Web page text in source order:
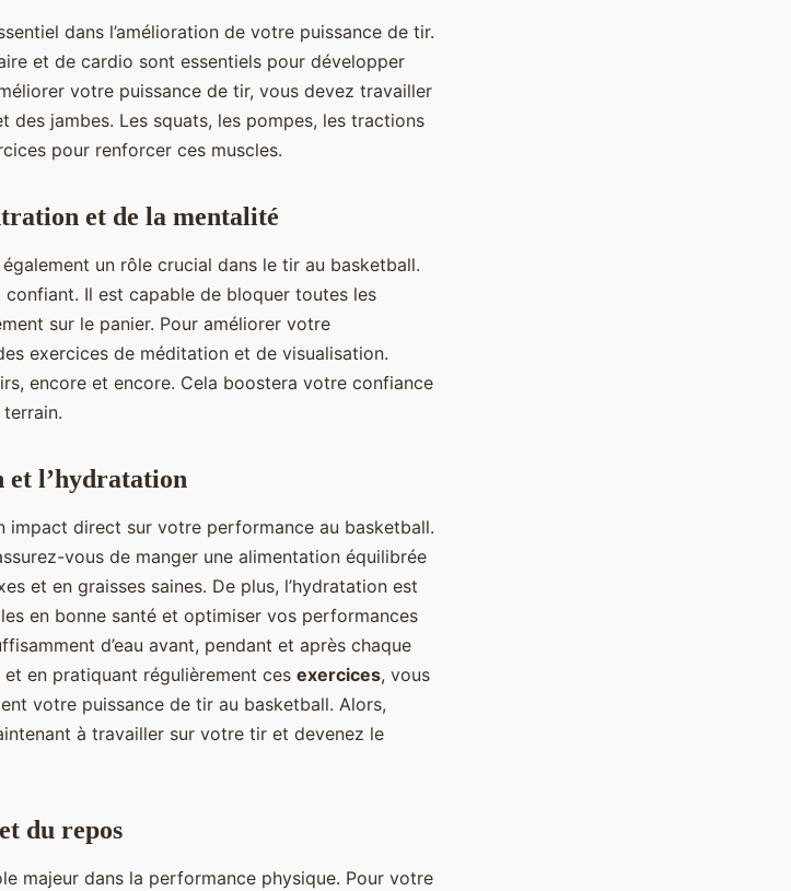
dans l’amélioration de votre puissance de tir.
et de cardio sont essentiels pour développer
votre puissance de tir, vous devez travailler
des jambes. Les squats, les pompes, les tractions
pour renforcer ces muscles.
et de la mentalité
un rôle crucial dans le tir au basketball.
Il est capable de bloquer toutes les
sur le panier. Pour améliorer votre
exercices de méditation et de visualisation.
encore et encore. Cela boostera votre confiance
et l’hydratation
impact direct sur votre performance au basketball.
vous de manger une alimentation équilibrée
et en graisses saines. De plus, l’hydratation est
en bonne santé et optimiser vos performances
d’eau avant, pendant et après chaque
et en pratiquant régulièrement ces exercices, vous
votre puissance de tir au basketball. Alors,
à travailler sur votre tir et devenez le
du repos
majeur dans la performance physique. Pour votre